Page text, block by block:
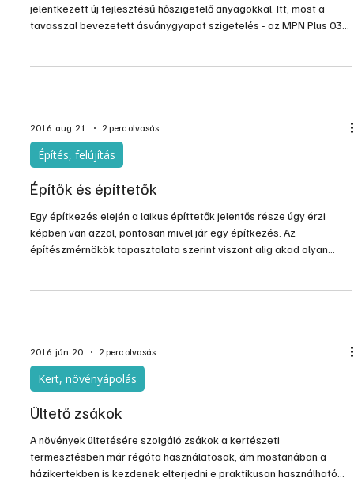
jelentkezett új fejlesztésű hőszigetelő anyagokkal. Itt, most a
tavasszal bevezetett ásványgyapot szigetelés - az MPN Plus 037
2016. aug. 21. 2 perc olvasás
Építés, felújítás
Építők és építtetők
Egy építkezés elején a laikus építtetők jelentős része úgy érzi
képben van azzal, pontosan mivel jár egy építkezés. Az
építészmérnökök tapasztalata szerint viszont alig akad olyan
2016. jún. 20. 2 perc olvasás
Kert, növényápolás
Ültető zsákok
A növények ültetésére szolgáló zsákok a kertészeti
termesztésben már régóta használatosak, ám mostanában a
házikertekben is kezdenek elterjedni e praktikusan használható